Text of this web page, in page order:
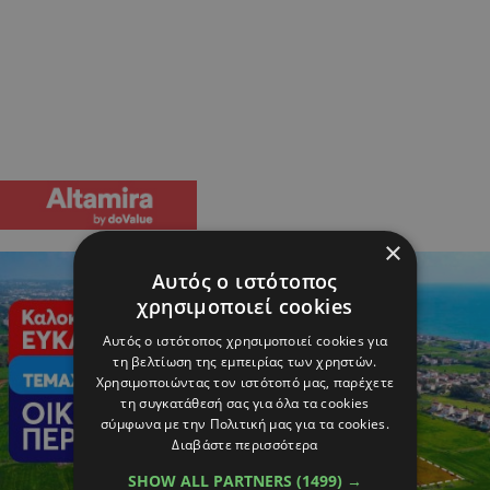
×
Αυτός ο ιστότοπος
χρησιμοποιεί cookies
Αυτός ο ιστότοπος χρησιμοποιεί cookies για
τη βελτίωση της εμπειρίας των χρηστών.
Χρησιμοποιώντας τον ιστότοπό μας, παρέχετε
τη συγκατάθεσή σας για όλα τα cookies
σύμφωνα με την Πολιτική μας για τα cookies.
Διαβάστε περισσότερα
SHOW ALL PARTNERS (1499) →